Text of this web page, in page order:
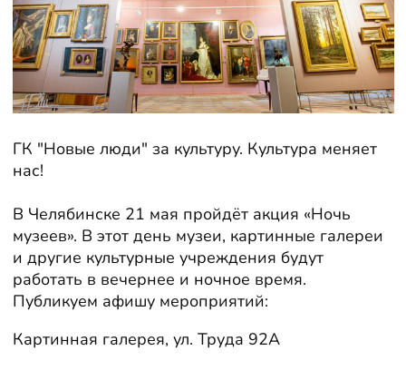
ГК "Новые люди" за культуру. Культура меняет
нас!
В Челябинске 21 мая пройдёт акция «Ночь
музеев». В этот день музеи, картинные галереи
и другие культурные учреждения будут
работать в вечернее и ночное время.
Публикуем афишу мероприятий:
Картинная галерея, ул. Труда 92А